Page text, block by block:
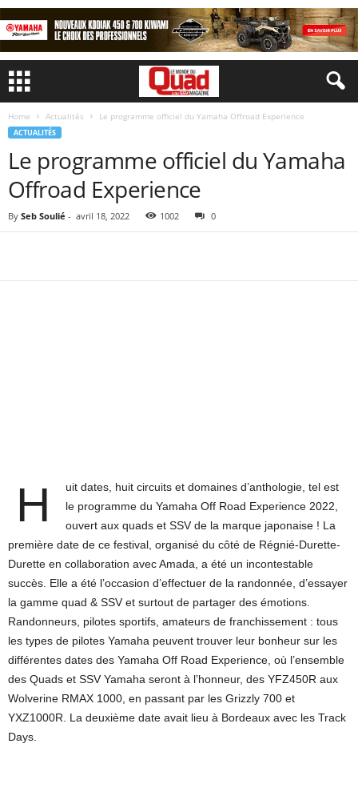
Home Actualités Le programme officiel du Yamaha Offroad Experience
ACTUALITÉS
Le programme officiel du Yamaha
Offroad Experience
By Seb Soulié - avril 18, 2022 1002 0
H
uit dates, huit circuits et domaines d’anthologie, tel est
le programme du Yamaha Off Road Experience 2022,
ouvert aux quads et SSV de la marque japonaise ! La
première date de ce festival, organisé du côté de Régnié-Durette-
Durette en collaboration avec Amada, a été un incontestable
succès. Elle a été l’occasion d’effectuer de la randonnée, d’essayer
la gamme quad & SSV et surtout de partager des émotions.
Randonneurs, pilotes sportifs, amateurs de franchissement : tous
les types de pilotes Yamaha peuvent trouver leur bonheur sur les
différentes dates des Yamaha Off Road Experience, où l’ensemble
des Quads et SSV Yamaha seront à l’honneur, des YFZ450R aux
Wolverine RMAX 1000, en passant par les Grizzly 700 et
YXZ1000R. La deuxième date avait lieu à Bordeaux avec les Track
Days.